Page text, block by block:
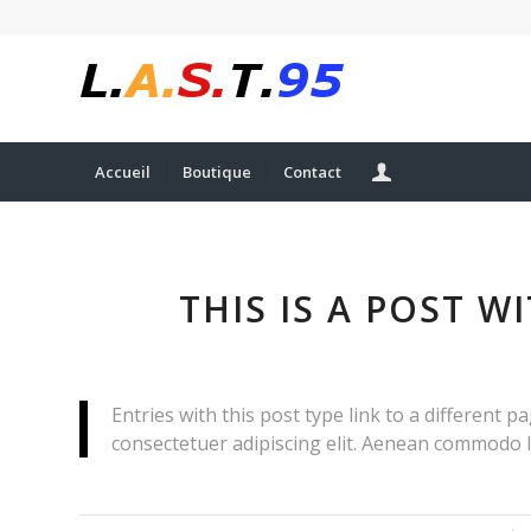
Accueil Boutique Contact
THIS IS A POST
Entries with this post type link to a different
consectetuer adipiscing elit. Aenean commodo